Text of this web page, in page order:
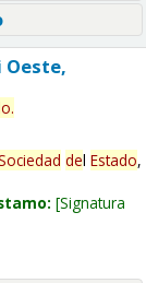
Oeste,
.
del Estado,
Signatura